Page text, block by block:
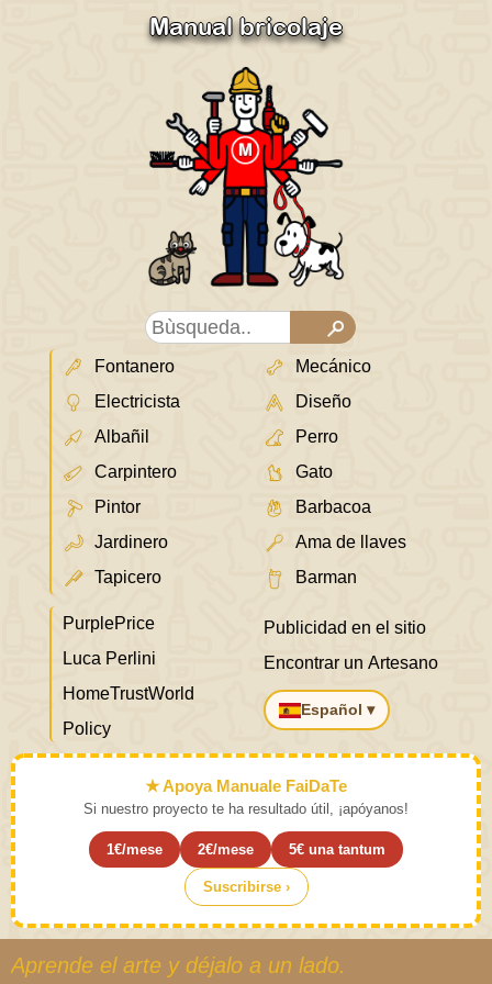
Manual bricolaje
Fontanero
Electricista
Albañil
Carpintero
Pintor
Jardinero
Tapicero
Mecánico
Diseño
Perro
Gato
Barbacoa
Ama de llaves
Barman
PurplePrice
Luca Perlini
HomeTrustWorld
Policy
Publicidad en el sitio
Encontrar un Artesano
Español ▾
★ Apoya Manuale FaiDaTe
Si nuestro proyecto te ha resultado útil, ¡apóyanos!
1€/mese 2€/mese 5€ una tantum
Suscribirse ›
Aprende el arte y déjalo a un lado.